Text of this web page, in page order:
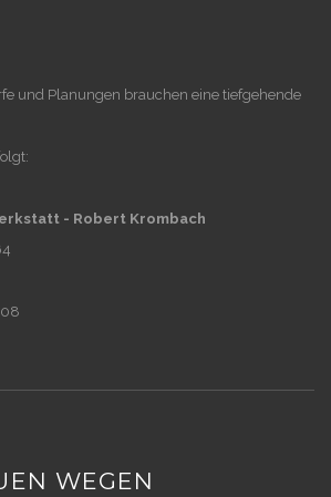
und Planungen brauchen eine tiefgehende
- Robert Krombach
WEGEN